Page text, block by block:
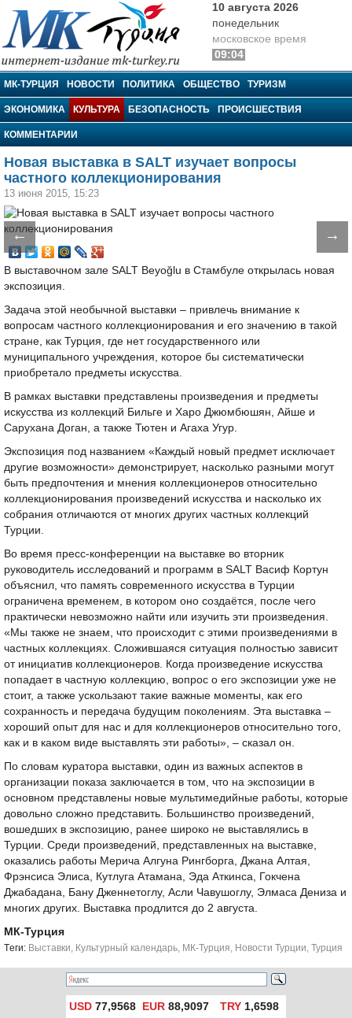
МК-Турция
10 августа 2026
понедельник
московское время
09:04
МК-ТУРЦИЯ НОВОСТИ ПОЛИТИКА ОБЩЕСТВО ТУРИЗМ
ЭКОНОМИКА КУЛЬТУРА БЕЗОПАСНОСТЬ ПРОИСШЕСТВИЯ
КОММЕНТАРИИ
Новая выставка в SALT изучает вопросы
частного коллекционирования
13 июня 2015, 15:23
← →
В выставочном зале SALT Beyoğlu в Стамбуле открылась новая
экспозиция.
Задача этой необычной выставки – привлечь внимание к
вопросам частного коллекционирования и его значению в такой
стране, как Турция, где нет государственного или
муниципального учреждения, которое бы систематически
приобретало предметы искусства.
В рамках выставки представлены произведения и предметы
искусства из коллекций Бильге и Харо Джюмбюшян, Айше и
Сарухана Доган, а также Тютен и Агаха Угур.
Экспозиция под названием «Каждый новый предмет исключает
другие возможности» демонстрирует, насколько разными могут
быть предпочтения и мнения коллекционеров относительно
коллекционирования произведений искусства и насколько их
собрания отличаются от многих других частных коллекций
Турции.
Во время пресс-конференции на выставке во вторник
руководитель исследований и программ в SALT Васиф Кортун
объяснил, что память современного искусства в Турции
ограничена временем, в котором оно создаётся, после чего
практически невозможно найти или изучить эти произведения.
«Мы также не знаем, что происходит с этими произведениями в
частных коллекциях. Сложившаяся ситуация полностью зависит
от инициатив коллекционеров. Когда произведение искусства
попадает в частную коллекцию, вопрос о его экспозиции уже не
стоит, а также ускользают такие важные моменты, как его
сохранность и передача будущим поколениям. Эта выставка –
хороший опыт для нас и для коллекционеров относительно того,
как и в каком виде выставлять эти работы», – сказал он.
По словам куратора выставки, один из важных аспектов в
организации показа заключается в том, что на экспозиции в
основном представлены новые мультимедийные работы, которые
довольно сложно представить. Большинство произведений,
вошедших в экспозицию, ранее широко не выставлялись в
Турции. Среди произведений, представленных на выставке,
оказались работы Мерича Алгуна Рингборга, Джана Алтая,
Фрэнсиса Элиса, Кутлуга Атамана, Эда Аткинса, Гокчена
Джабадана, Бану Дженнетоглу, Асли Чавушоглу, Элмаса Дениза и
многих других. Выставка продлится до 2 августа.
МК-Турция
Tеги: Выставки, Культурный календарь, МК-Турция, Новости Турции, Турция
USD 77,9568 EUR 88,9097 TRY1,6598